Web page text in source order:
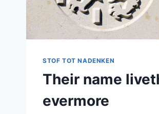
STOF TOT NADENKEN
Their name
evermore